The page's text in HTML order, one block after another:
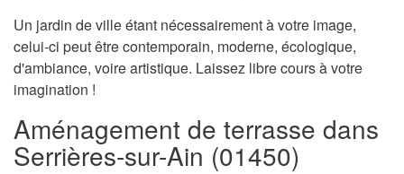
Un jardin de ville étant nécessairement à votre image,
celui-ci peut être contemporain, moderne, écologique,
d'ambiance, voire artistique. Laissez libre cours à votre
imagination !
Aménagement de terrasse dans
Serrières-sur-Ain (01450)